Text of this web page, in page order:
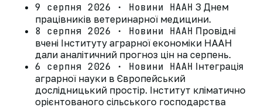
9 серпня 2026 · Новини НААН З Днем
працівників ветеринарної медицини.
8 серпня 2026 · Новини НААН Провідні
вчені Інституту аграрної економіки НААН
дали аналітичний прогноз цін на серпень.
6 серпня 2026 · Новини НААН Інтеграція
аграрної науки в Європейський
дослідницький простір. Інститут кліматично
орієнтованого сільського господарства